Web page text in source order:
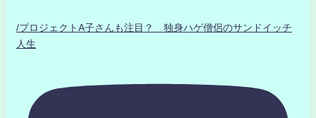
/プロジェクトA子さんも注目？ 独身ハゲ僧侶のサンドイッチ
人生